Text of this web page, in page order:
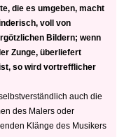
die es umgeben, macht
voll von
Bildern; wenn
Zunge, überliefert
so wird vortrefflicher
auch die
des Malers oder
Klänge des Musikers